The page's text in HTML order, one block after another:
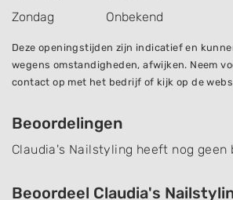
Zondag
Onbekend
Deze openingstijden zijn indicatief en
wegens omstandigheden, afwijken. Neem
contact op met het bedrijf of kijk op de
Beoordelingen
Claudia's Nailstyling heeft nog geen
Beoordeel Claudia's